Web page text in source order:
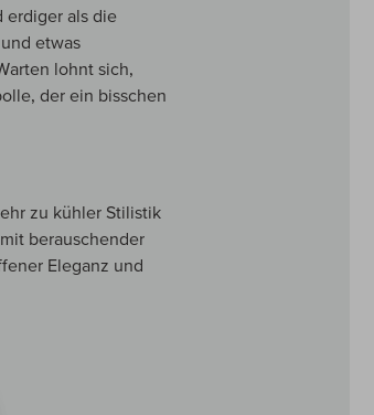
erdiger als die
etwas
lohnt sich,
der ein bisschen
zu kühler Stilistik
berauschender
Eleganz und